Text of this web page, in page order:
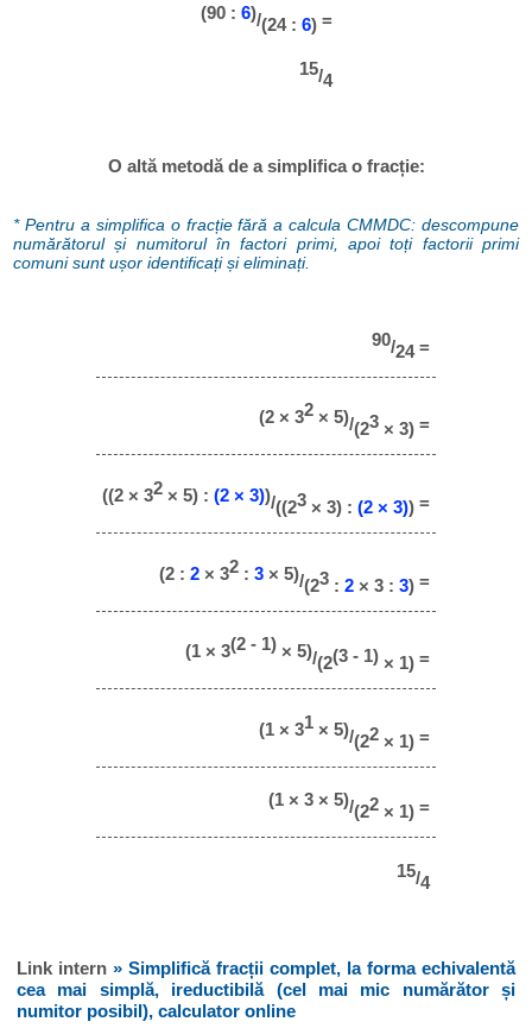
(90 : 6)/(24 : 6)=
15/4
O altă metodă de a simplifica o fracție:
* Pentru a simplifica o fracție fără a calcula CMMDC: descompune
numărătorul și numitorul în factori primi, apoi toți factorii primi
comuni sunt ușor identificați și eliminați.
90/24 =
(2 × 32 × 5)/(23 × 3) =
((2 × 32 × 5) : (2 × 3))/((23 × 3) : (2 × 3)) =
(2 : 2 × 32 : 3 × 5)/(23 : 2 × 3 : 3) =
(1 × 3(2 - 1) × 5)/(2(3 - 1) × 1) =
(1 × 31 × 5)/(22 × 1) =
(1 × 3 × 5)/(22 × 1) =
15/4
Link intern » Simplifică fracții complet, la forma echivalentă
cea mai simplă, ireductibilă (cel mai mic numărător și
numitor posibil), calculator online